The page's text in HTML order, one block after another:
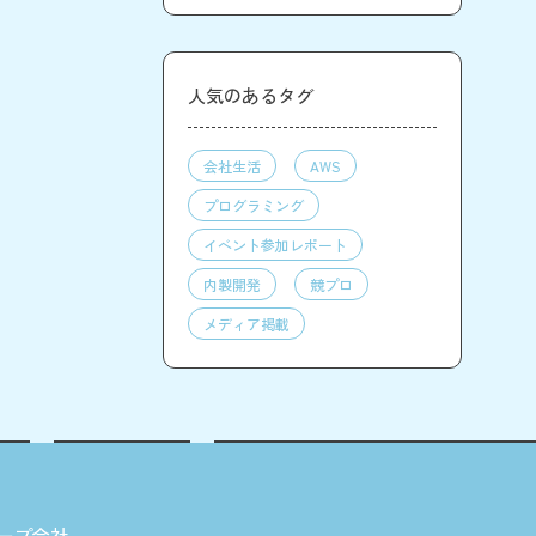
人気のあるタグ
会社生活
AWS
プログラミング
イベント参加レポート
内製開発
競プロ
メディア掲載